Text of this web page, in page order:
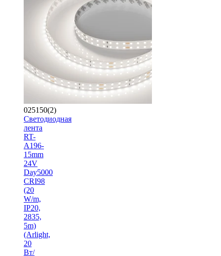
025150(2)
Светодиодная
лента
RT-
A196-
15mm
24V
Day5000
CRI98
(20
W/m,
IP20,
2835,
5m)
(Arlight,
20
Вт/